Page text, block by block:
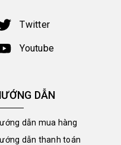
Twitter
Youtube
DẪN
dẫn mua hàng
dẫn thanh toán